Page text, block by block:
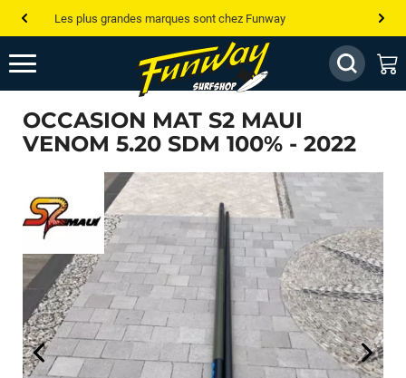
Les plus grandes marques sont chez Funway
Jusqu’à -75% de remise sur le windsurf, wingfoil, etc...
💰 Meilleur prix garanti — Moins cher ailleurs ? On s’aligne !
Besoin de conseils de pro ? Appelle nous !
OCCASION MAT S2 MAUI
VENOM 5.20 SDM 100% - 2022